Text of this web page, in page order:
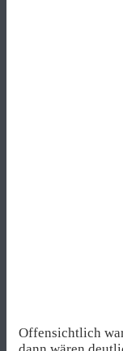
Offensichtlich